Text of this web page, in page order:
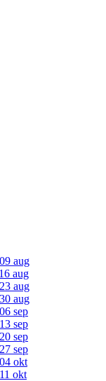
aug
aug
aug
aug
sep
sep
sep
sep
okt
okt